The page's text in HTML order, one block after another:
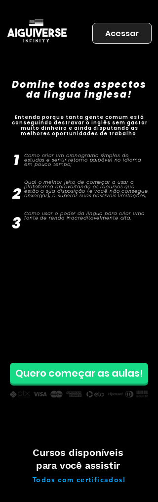
Acessar
Domine todos aspectos
da língua inglesa!
Entenda porque tanta gente comum está
conseguindo destravar o inglês sem gastar
muito dinheiro e ainda disputando as
melhores oportunidades de trabalho.
1
2
3
Como criar um cronograma simples de
estudos e sentir retorno palpável no idioma
em pouco tempo;
Qual o melhor jeito de começar a usar a
plataforma aproveitando os recursos que
estão a sua disposição (e você não consegue
enxergar), e superar suas possíveis limitações;
Como usar o poder da língua para criar uma
fonte de renda inacreditavelmente alta.
Quero começar as aulas!
Cursos disponíveis
para você assistir
Todos com certificados!